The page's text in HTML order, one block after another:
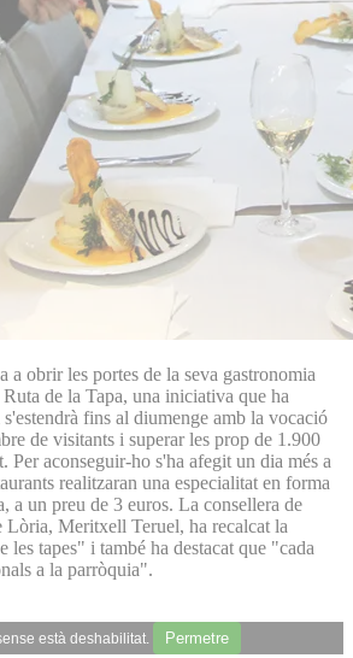
a obrir les portes de la seva gastronomia
de la Tapa, una iniciativa que ha
fins al diumenge amb la vocació
de visitants i superar les prop de 1.900
Per aconseguir-ho s'ha afegit un dia més a
realitzaran una especialitat en forma
a un preu de 3 euros. La consellera de
Lòria, Meritxell Teruel, ha recalcat la
tapes" i també ha destacat que "cada
a la parròquia".
està deshabilitat. Permetre